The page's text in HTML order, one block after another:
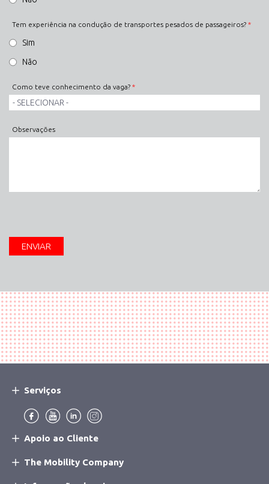
Tem experiência na condução de transportes pesados de passageiros? *
Sim
Não
Como teve conhecimento da vaga? *
Observações
Main
Menu:
Serviços
Apoio ao Cliente
The Mobility Company